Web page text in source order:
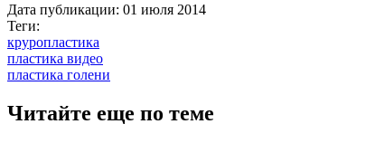
Дата публикации: 01 июля 2014
Теги:
круропластика
пластика видео
пластика голени
Читайте еще по теме